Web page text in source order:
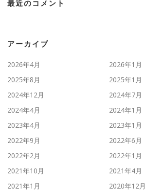
最近のコメント
アーカイブ
2026年4月
2026年1月
2025年8月
2025年1月
2024年12月
2024年7月
2024年4月
2024年1月
2023年4月
2023年1月
2022年9月
2022年6月
2022年2月
2022年1月
2021年10月
2021年4月
2021年1月
2020年12月